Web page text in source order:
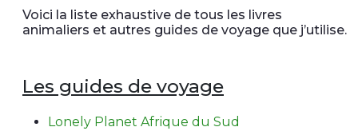
Voici la liste exhaustive de tous les livres
animaliers et autres guides de voyage que j’utilise.
Les guides de voyage
Lonely Planet Afrique du Sud